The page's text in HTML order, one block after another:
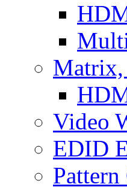
Video
EDID
Pattern